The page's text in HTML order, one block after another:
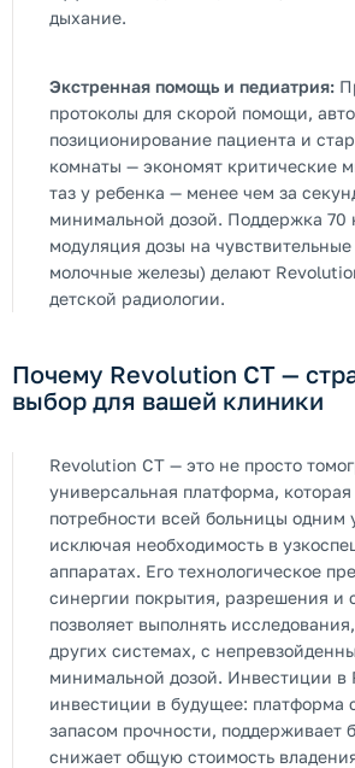
дыхание.
Экстренная помощь и педиатрия:
протоколы для скорой помощи,
позиционирование пациента и
комнаты — экономят критические
таз у ребенка — менее чем за
минимальной дозой. Поддержка 70
модуляция дозы на чувствительные
молочные железы) делают
детской радиологии.
Почему Revolution CT —
выбор для вашей клиники
Revolution CT — это не просто
универсальная платформа,
потребности всей больницы одним
исключая необходимость в
аппаратах. Его технологическое
синергии покрытия, разрешения и
позволяет выполнять
других системах, с
минимальной дозой. Инвестиции в
инвестиции в будущее: платформа
запасом прочности, поддерживает
снижает общую стоимость